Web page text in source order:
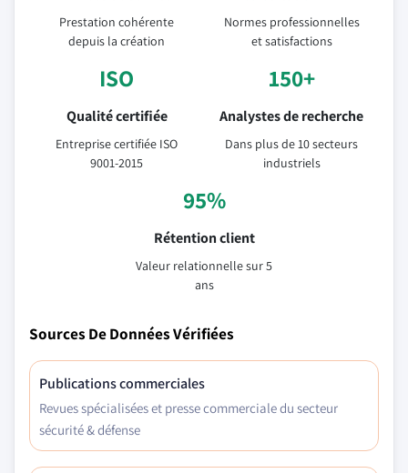
Prestation cohérente
depuis la création
Normes professionnelles
et satisfactions
ISO
Qualité certifiée
Entreprise certifiée ISO
9001-2015
150+
Analystes de recherche
Dans plus de 10 secteurs
industriels
95%
Rétention client
Valeur relationnelle sur 5
ans
Sources De Données Vérifiées
Publications commerciales
Revues spécialisées et presse commerciale du secteur
sécurité & défense